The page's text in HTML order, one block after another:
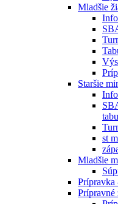
Mladšie
Staršie
st
Mladšie
Prípravka
Prípravné